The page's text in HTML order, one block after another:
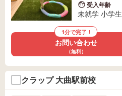
受入年齢
未就学 小学生
1分で完了！
お問い合わせ
（無料）
クラップ 大曲駅前校